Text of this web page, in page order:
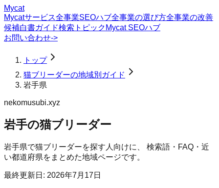
Mycat
Mycatサービス全事業SEOハブ全事業の選び方全事業の改善
候補白書ガイド検索トピック Mycat SEOハブ
お問い合わせ->
トップ
猫ブリーダーの地域別ガイド
岩手県
nekomusubi.xyz
岩手の猫ブリーダー
岩手県で猫ブリーダーを探す人向けに、 検索語・FAQ・近
い都道府県をまとめた地域ページです。
最終更新日: 2026年7月17日